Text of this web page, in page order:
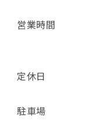
営業時間
定休日
駐車場